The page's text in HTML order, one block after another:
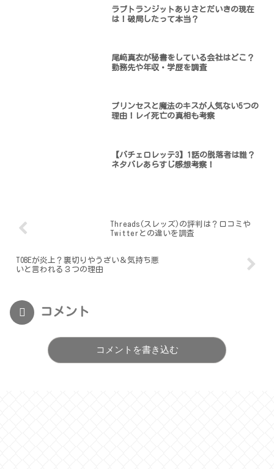
ラブトランジットありさとだいきの現在
は！破局したって本当？
尾﨑真衣が秘書をしている会社はどこ？
勤務先や年収・学歴を調査
プリンセスと魔法のキスが人気ない5つの
理由！レイ死亡の真相も考察
【バチェロレッテ3】1話の脱落者は誰？
ネタバレあらすじ感想考察！
Threads(スレッズ)の評判は？口コミや
Twitterとの違いを調査
TOBEが炎上？裏切りやうざい＆気持ち悪
いと言われる３つの理由
コメント
コメントを書き込む